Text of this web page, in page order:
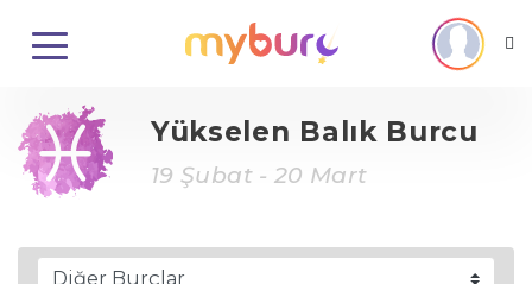
Yükselen Balık Burcu
19 Şubat - 20 Mart